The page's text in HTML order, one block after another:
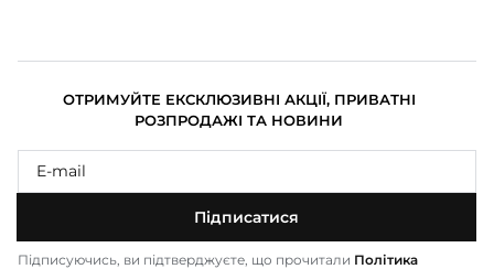
ОТРИМУЙТЕ ЕКСКЛЮЗИВНІ АКЦІЇ, ПРИВАТНІ
РОЗПРОДАЖІ ТА НОВИНИ
Підписатися
Підписуючись, ви підтверджуєте, що прочитали Політика